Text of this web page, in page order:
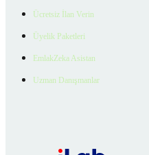
Ücretsiz İlan Verin
Üyelik Paketleri
EmlakZeka Asistan
Uzman Danışmanlar